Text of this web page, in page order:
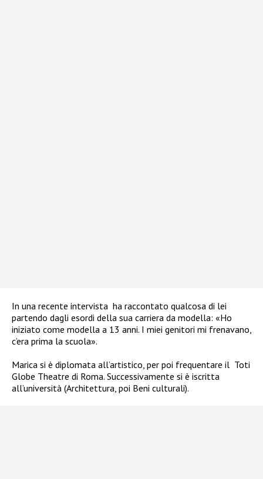
In una recente intervista ha raccontato qualcosa di lei
partendo dagli esordi della sua carriera da modella: «Ho
iniziato come modella a 13 anni. I miei genitori mi frenavano,
c’era prima la scuola».
Marica si è diplomata all’artistico, per poi frequentare il Toti
Globe Theatre di Roma. Successivamente si è iscritta
all’università (Architettura, poi Beni culturali).